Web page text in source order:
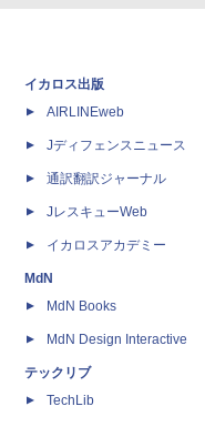
イカロス出版
AIRLINEweb
Jディフェンスニュース
通訳翻訳ジャーナル
JレスキューWeb
イカロスアカデミー
MdN
MdN Books
MdN Design Interactive
テックリブ
TechLib